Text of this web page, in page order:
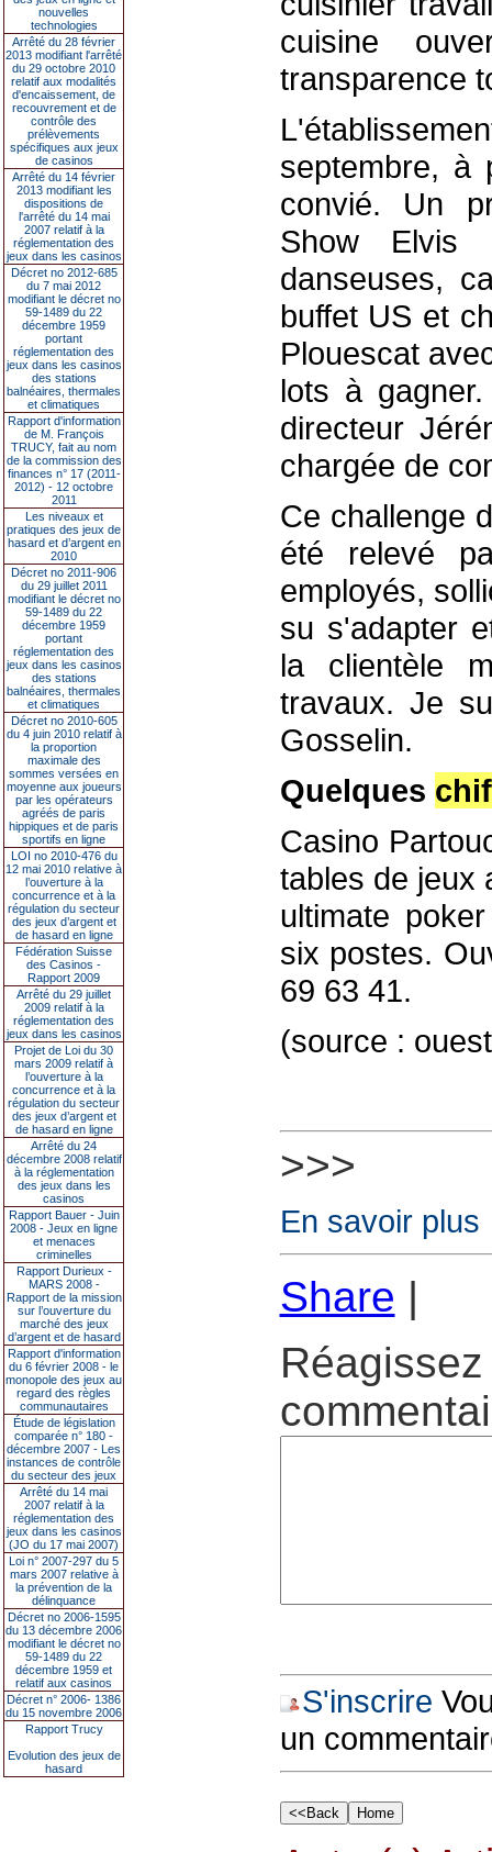
nouvelles
technologies
Arrêté du 28 février
2013 modifiant l'arrêté
du 29 octobre 2010
relatif aux modalités
d'encaissement, de
recouvrement et de
contrôle des
prélèvements
spécifiques aux jeux
de casinos
Arrêté du 14 février
2013 modifiant les
dispositions de
l'arrêté du 14 mai
2007 relatif à la
réglementation des
jeux dans les casinos
Décret no 2012-685
du 7 mai 2012
modifiant le décret no
59-1489 du 22
décembre 1959
portant
réglementation des
jeux dans les casinos
des stations
balnéaires, thermales
et climatiques
Rapport d'information
de M. François
TRUCY, fait au nom
de la commission des
finances n° 17 (2011-
2012) - 12 octobre
2011
Les niveaux et
pratiques des jeux de
hasard et d’argent en
2010
Décret no 2011-906
du 29 juillet 2011
modifiant le décret no
59-1489 du 22
décembre 1959
portant
réglementation des
jeux dans les casinos
des stations
balnéaires, thermales
et climatiques
Décret no 2010-605
du 4 juin 2010 relatif à
la proportion
maximale des
sommes versées en
moyenne aux joueurs
par les opérateurs
agréés de paris
hippiques et de paris
sportifs en ligne
LOI no 2010-476 du
12 mai 2010 relative à
l’ouverture à la
concurrence et à la
régulation du secteur
des jeux d’argent et
de hasard en ligne
Fédération Suisse
des Casinos -
Rapport 2009
Arrêté du 29 juillet
2009 relatif à la
réglementation des
jeux dans les casinos
Projet de Loi du 30
mars 2009 relatif à
l’ouverture à la
concurrence et à la
régulation du secteur
des jeux d’argent et
de hasard en ligne
Arrêté du 24
décembre 2008 relatif
à la réglementation
des jeux dans les
casinos
Rapport Bauer - Juin
2008 - Jeux en ligne
et menaces
criminelles
Rapport Durieux -
MARS 2008 -
Rapport de la mission
sur l’ouverture du
marché des jeux
d’argent et de hasard
Rapport d'information
du 6 février 2008 - le
monopole des jeux au
regard des règles
communautaires
Étude de législation
comparée n° 180 -
décembre 2007 - Les
instances de contrôle
du secteur des jeux
Arrêté du 14 mai
2007 relatif à la
réglementation des
jeux dans les casinos
(JO du 17 mai 2007)
Loi n° 2007-297 du 5
mars 2007 relative à
la prévention de la
délinquance
Décret no 2006-1595
du 13 décembre 2006
modifiant le décret no
59-1489 du 22
décembre 1959 et
relatif aux casinos
Décret n° 2006- 1386
du 15 novembre 2006
Rapport Trucy
Evolution des jeux de
hasard
cuisine
transparence
septembre,
convié. Un
Show Elvis
danseuses,
buffet US et
Plouescat
lots à
directeur
chargée de
Ce challenge
été relevé
employés,
su s'adapter
la clientèle
travaux. Je
Gosselin.
Quelques
Casino
tables de jeux
ultimate
six postes.
69 63 41.
(source :
>>>
En savoir plus
Share |
S'inscrire
un